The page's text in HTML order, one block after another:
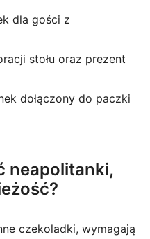
dla gości z
stołu oraz prezent
dołączony do paczki
neapolitanki,
czekoladki, wymagają